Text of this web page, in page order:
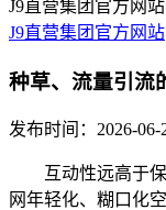
J9直营集团官方网
J9直营集团官方网站
种草、流量引流
发布时间：2026-
互动性远高于保
网年轻化、糊口化